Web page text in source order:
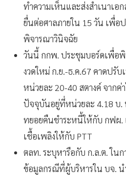
ทำความเห็นและส่งสำเนาเอ
ยื่นต่อศาลภายใน 15 วัน เพื่อ
พิจารณาวินิจฉัย
วันนี้ กกพ. ประชุมบอร์ดเพื่อ
งวดใหม่ ก.ย.-ธ.ค.67 คาดปรั
หน่วยละ 20-40 สตางค์ จากค่
ปัจจุบันอยู่ที่หน่วยละ 4.18 บ.
ทยอยคืนชำระหนี้ให้กับ กฟผ.
เชื้อเพลิงให้กับ PTT
ตลท. ระบุหารือกับ ก.ล.ต. ในก
ข้อมูลกรณีที่ผู้บริหารใน บจ.